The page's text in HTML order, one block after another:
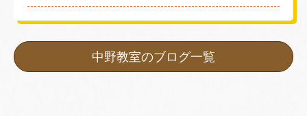
中野教室のブログ一覧